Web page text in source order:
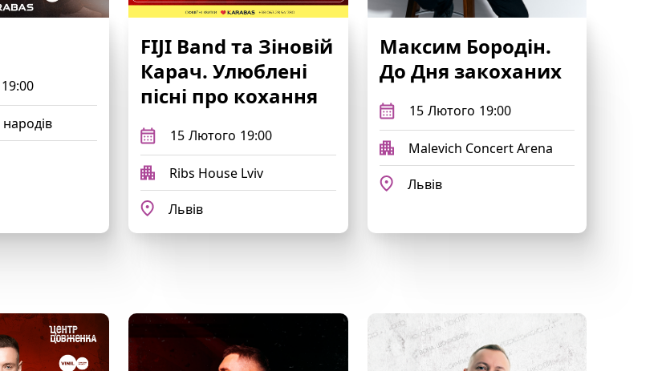
19:00
FIJI Band та Зіновій
Карач. Улюблені
пісні про кохання
15 Лютого 19:00
Ribs House Lviv
Львів
Максим Бородін.
До Дня закоханих
15 Лютого 19:00
Malevich Concert Arena
Львів